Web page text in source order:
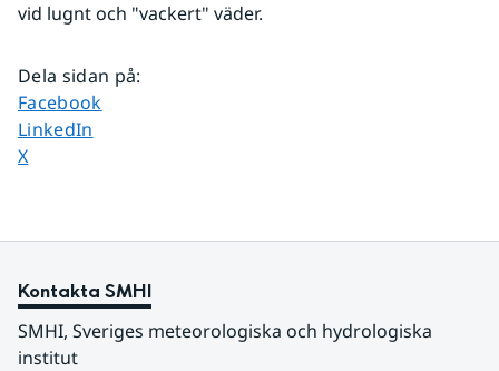
vid lugnt och "vackert" väder.
Dela sidan på:
Dela sidan på
Facebook
Dela sidan på
LinkedIn
Dela sidan på
X
Kontakta SMHI
SMHI, Sveriges meteorologiska och hydrologiska
institut